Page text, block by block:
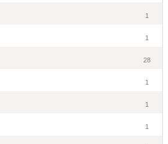
1
1
28
1
1
1